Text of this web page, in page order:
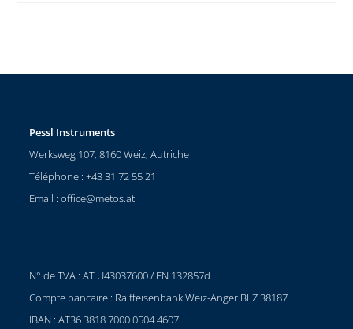
Pessl Instruments
Werksweg 107, 8160 Weiz, Autriche
Téléphone : +43 31 72 55 21
Email :office@metos.at
N° de TVA : AT U43037600 / FN 132857d
Compte bancaire : Raiffeisenbank Weiz-Anger BLZ 38187
IBAN : AT36 3818 7000 0504 4607